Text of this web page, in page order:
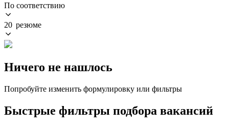
По соответствию
20 резюме
Ничего не нашлось
Попробуйте изменить формулировку или фильтры
Быстрые фильтры подбора вакансий